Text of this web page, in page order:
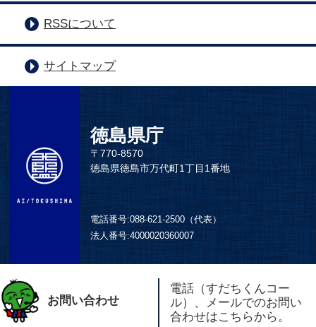
RSSについて
サイトマップ
徳島県庁
〒770-8570
徳島県徳島市万代町1丁目1番地
電話番号:088-621-2500（代表）
法人番号:4000020360007
お問い合わせ
電話（すだちくんコー
ル）、メールでのお問い
合わせはこちらから。